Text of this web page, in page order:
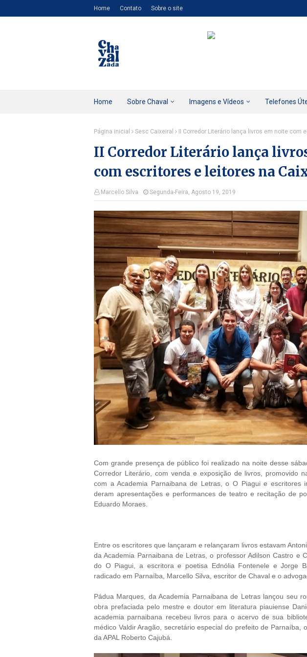
Home Contato Sobre o site
Home Sobre Chaval Imagens e Vídeos Telefones
Página inicial Sesc Caixeiral II Corredor Literário lança livros em noite com
II Corredor Literário lança
com escritores e leitores na
Marcello Silva Segunda-Feira, Agosto 19, 2019
Com grande presença de público foi realizado na noite desse
Corredor Literário, com venda e exposição de livros, promovido
com a Academia Parnaibana de Letras, o O Piagui e escritores
deram apresentações e performances de teatro e recitação de
Eduardo Moraes.
Entre os escritores que lançaram e relançaram livros estavam
da Academia Parnaibana de Letras, o professor Adilson Castro e
do O Piagui, a escritora e poetisa Ednólia Fontenele e Jorge
radicado em Parnaíba, Marcello Silva, escritor de Chaval e o
Pádua Marques, da Academia Parnaibana de Letras lançou seu
obra prefaciada pelo mestre e doutor em literatura piauiense
academia parnaibana recebeu livros para o acervo de sua
médico Valdir Aragão, secretário especial do prefeito de Parnaíba,
da APAL Roberto Cajubá.